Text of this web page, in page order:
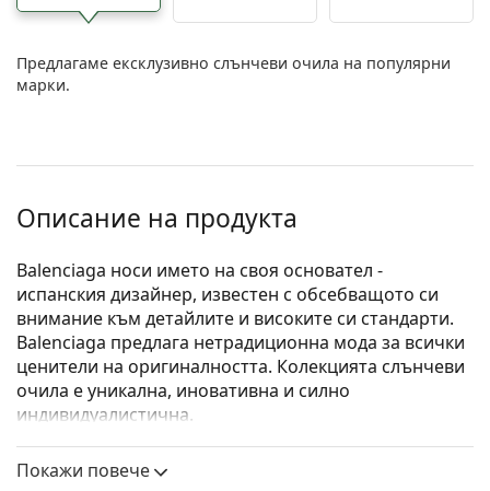
Предлагаме ексклузивно слънчеви очила на популярни
марки.
Описание на продукта
Balenciaga носи името на своя основател -
испанския дизайнер, известен с обсебващото си
внимание към детайлите и високите си стандарти.
Balenciaga предлага нетрадиционна мода за всички
ценители на оригиналността. Колекцията слънчеви
очила е уникална, иновативна и силно
индивидуалистична.
Balenciaga BB0132S 001 53са дамски слънчеви
очила.
Покажи повече